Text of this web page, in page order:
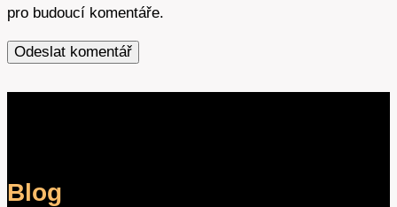
pro budoucí komentáře.
Blog